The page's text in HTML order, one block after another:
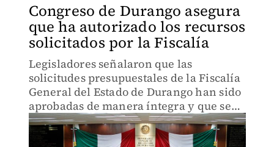
Congreso de Durango asegura
que ha autorizado los recursos
solicitados por la Fiscalía
Legisladores señalaron que las
solicitudes presupuestales de la Fiscalía
General del Estado de Durango han sido
aprobadas de manera íntegra y que se
analizarán las necesidades para el
próximo ejercicio fiscal.